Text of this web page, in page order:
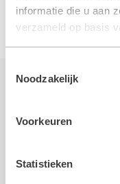
informatie die u aan
verzameld op basis
Noodzakelijk
Voorkeuren
Statistieken
een mooie